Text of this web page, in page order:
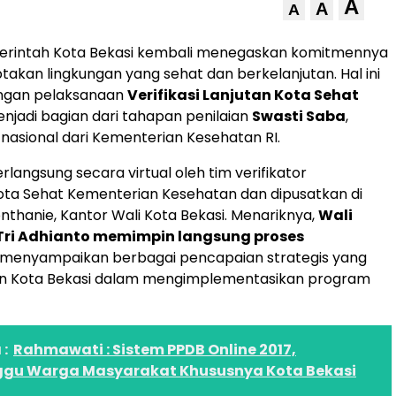
A A A
Kota Bekasi kembali menegaskan komitmennya
lingkungan yang sehat dan berkelanjutan. Hal ini
pelaksanaanVerifikasi Lanjutan Kota Sehat
bagian dari tahapan penilaian Swasti Saba,
dari Kementerian Kesehatan RI.
secara virtual oleh tim verifikator
Sehat Kementerian Kesehatan dan dipusatkan di
Kantor Wali Kota Bekasi. Menariknya,Wali
Adhianto memimpin langsung proses
berbagai pencapaian strategis yang
Kota Bekasi dalam mengimplementasikan program
: Rahmawati : Sistem PPDB Online 2017,
Warga Masyarakat Khususnya Kota Bekasi